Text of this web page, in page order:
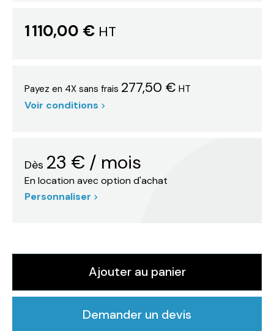
1 110,00 €HT
Payez en 4X sans frais 277,50 € HT
Voir conditions
Dès 23 € / mois
En location avec option d'achat
Personnaliser
Ajouter au panier
Demander un devis